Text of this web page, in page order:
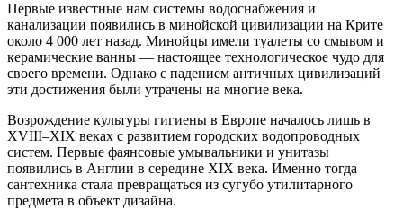
Первые известные нам системы водоснабжения и
канализации появились в минойской цивилизации на Крите
около 4 000 лет назад. Минойцы имели туалеты со смывом и
керамические ванны — настоящее технологическое чудо для
своего времени. Однако с падением античных цивилизаций
эти достижения были утрачены на многие века.
Возрождение культуры гигиены в Европе началось лишь в
XVIII–XIX веках с развитием городских водопроводных
систем. Первые фаянсовые умывальники и унитазы
появились в Англии в середине XIX века. Именно тогда
сантехника стала превращаться из сугубо утилитарного
предмета в объект дизайна.